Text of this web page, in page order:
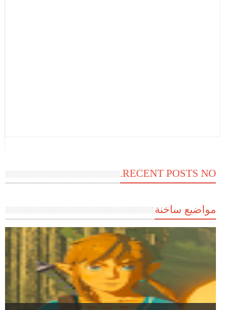
RECENT POSTS NO.
مواضيع ساخنة